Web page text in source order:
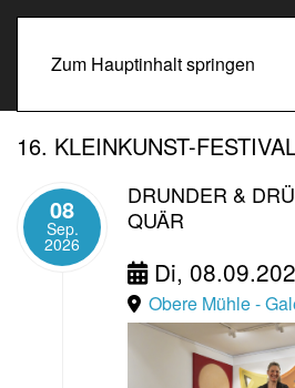
Zum Hauptinhalt springen
16. KLEINKUNST-
08
Sep.
2026
DRUNDER &
QUÄR
Di,
Obere Mühle -